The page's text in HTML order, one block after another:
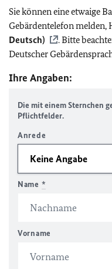
Sie können eine etwaige
Gebärdentelefon melden,
Deutsch)
. Bitte
Deutscher
Ihre Angaben:
Die mit einem Sternchen
Pflichtfelder.
Anrede
Name *
Vorname